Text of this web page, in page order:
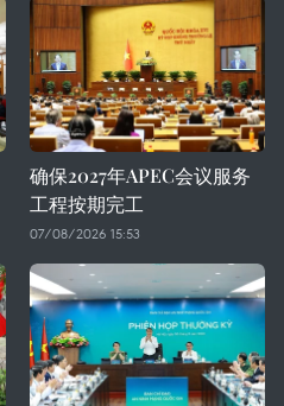
确保2027年APEC会议服务
工程按期完工
07/08/2026 15:53